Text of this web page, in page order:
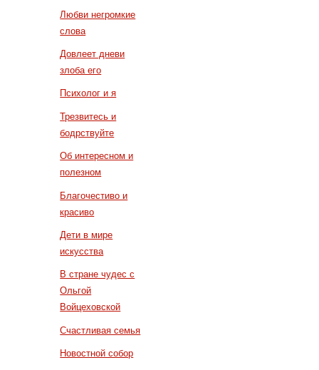
Любви негромкие
слова
Довлеет дневи
злоба его
Психолог и я
Трезвитесь и
бодрствуйте
Об интересном и
полезном
Благочестиво и
красиво
Дети в мире
искусства
В стране чудес с
Ольгой
Войцеховской
Счастливая семья
Новостной собор